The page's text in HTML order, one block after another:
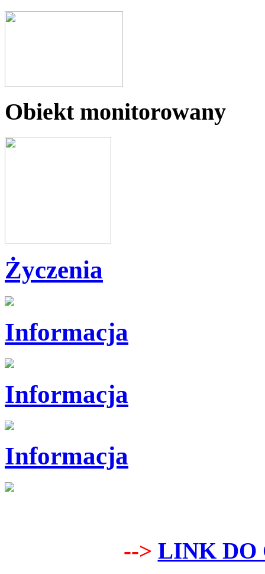
Obiekt monitorowany
Życzenia
Informacja
Informacja
Informacja
--> LINK DO